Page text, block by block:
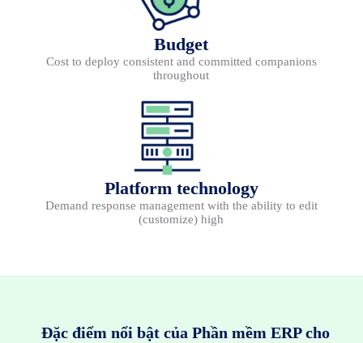
Budget
Cost to deploy consistent and committed companions
throughout
Platform technology
Demand response management with the ability to edit
(customize) high
Đặc điểm nổi bật của Phần mềm ERP cho